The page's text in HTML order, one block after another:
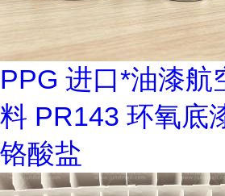
PPG 进口*油漆航
料 PR143 环氧底
铬酸盐